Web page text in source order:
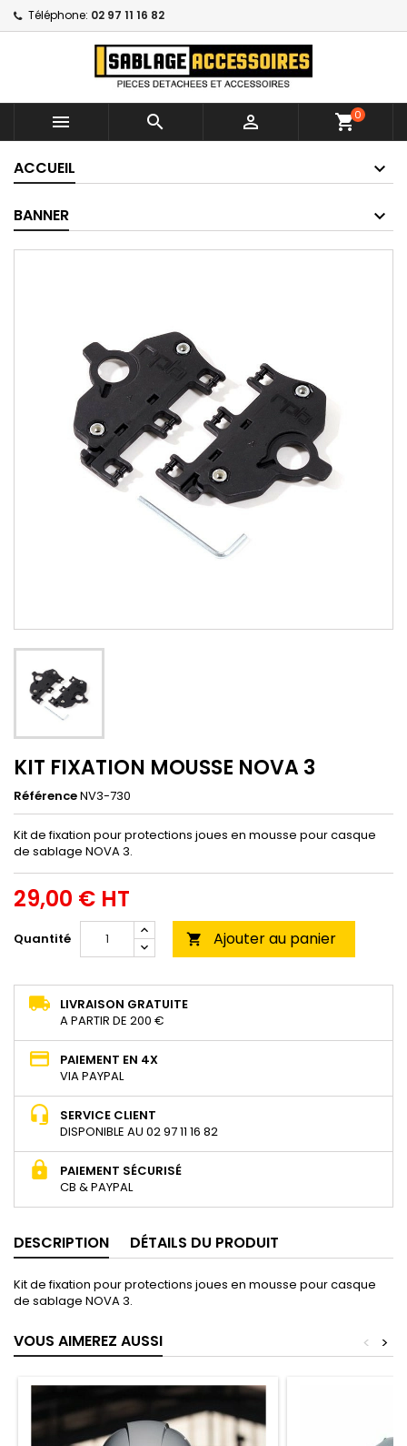
Téléphone: 02 97 11 16 82
   shopping_cart0
ACCUEIL
BANNER
KIT FIXATION MOUSSE NOVA 3
RéférenceNV3-730
Kit de fixation pour protections joues en mousse pour casque
de sablage NOVA 3.
29,00 € HT
Quantité  Ajouter au panier
LIVRAISON GRATUITE
A PARTIR DE 200 €
PAIEMENT EN 4X
VIA PAYPAL
SERVICE CLIENT
DISPONIBLE AU 02 97 11 16 82
PAIEMENT SÉCURISÉ
CB & PAYPAL
DESCRIPTION DÉTAILS DU PRODUIT
Kit de fixation pour protections joues en mousse pour casque
de sablage NOVA 3.
VOUS AIMEREZ AUSSI >
<